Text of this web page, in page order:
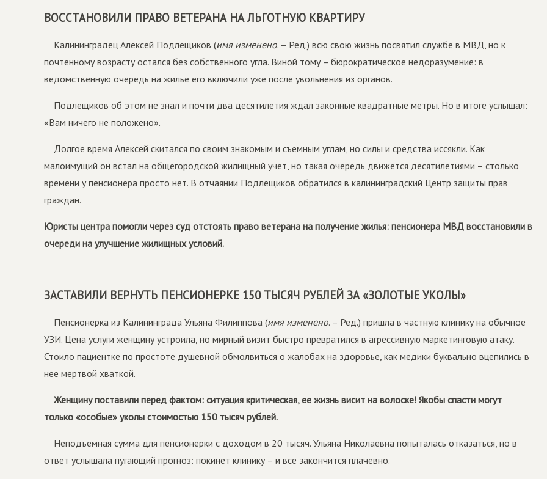
ВОССТАНОВИЛИ ПРАВО ВЕТЕРАНА НА ЛЬГОТНУЮ КВАРТИРУ
Калининградец Алексей Подлещиков (имя изменено. – Ред.) всю свою жизнь посвятил службе в МВД, но к
почтенному возрасту остался без собственного угла. Виной тому – бюрократическое недоразумение: в
ведомственную очередь на жилье его включили уже после увольнения из органов.
Подлещиков об этом не знал и почти два десятилетия ждал законные квадратные метры. Но в итоге услышал:
«Вам ничего не положено».
Долгое время Алексей скитался по своим знакомым и съемным углам, но силы и средства иссякли. Как
малоимущий он встал на общегородской жилищный учет, но такая очередь движется десятилетиями – столько
времени у пенсионера просто нет. В отчаянии Подлещиков обратился в калининградский Центр защиты прав
граждан.
Юристы центра помогли через суд отстоять право ветерана на получение жилья: пенсионера МВД восстановили в
очереди на улучшение жилищных условий.
ЗАСТАВИЛИ ВЕРНУТЬ ПЕНСИОНЕРКЕ 150 ТЫСЯЧ РУБЛЕЙ ЗА «ЗОЛОТЫЕ УКОЛЫ»
Пенсионерка из Калининграда Ульяна Филиппова (имя изменено. – Ред.) пришла в частную клинику на обычное
УЗИ. Цена услуги женщину устроила, но мирный визит быстро превратился в агрессивную маркетинговую атаку.
Стоило пациентке по простоте душевной обмолвиться о жалобах на здоровье, как медики буквально вцепились в
нее мертвой хваткой.
Женщину поставили перед фактом: ситуация критическая, ее жизнь висит на волоске! Якобы спасти могут
только «особые» уколы стоимостью 150 тысяч рублей.
Неподъемная сумма для пенсионерки с доходом в 20 тысяч. Ульяна Николаевна попыталась отказаться, но в
ответ услышала пугающий прогноз: покинет клинику – и все закончится плачевно.